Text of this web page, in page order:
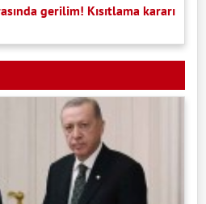
gerilim! Kısıtlama kararı